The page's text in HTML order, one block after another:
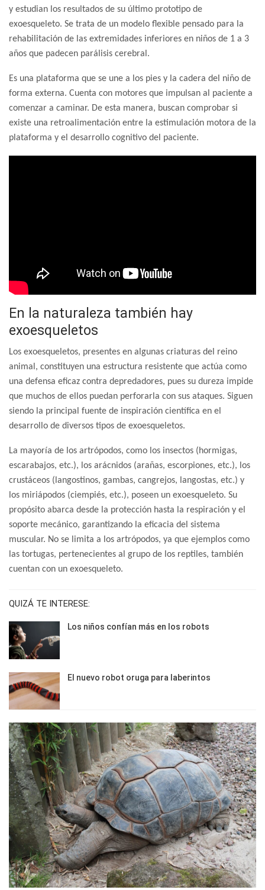
y estudian los resultados de su último prototipo de
exoesqueleto. Se trata de un modelo flexible pensado para la
rehabilitación de las extremidades inferiores en niños de 1 a 3
años que padecen parálisis cerebral.
Es una plataforma que se une a los pies y la cadera del niño de
forma externa. Cuenta con motores que impulsan al paciente a
comenzar a caminar. De esta manera, buscan comprobar si
existe una retroalimentación entre la estimulación motora de la
plataforma y el desarrollo cognitivo del paciente.
En la naturaleza también hay
exoesqueletos
Los exoesqueletos, presentes en algunas criaturas del reino
animal, constituyen una estructura resistente que actúa como
una defensa eficaz contra depredadores, pues su dureza impide
que muchos de ellos puedan perforarla con sus ataques. Siguen
siendo la principal fuente de inspiración científica en el
desarrollo de diversos tipos de exoesqueletos.
La mayoría de los artrópodos, como los insectos (hormigas,
escarabajos, etc.), los arácnidos (arañas, escorpiones, etc.), los
crustáceos (langostinos, gambas, cangrejos, langostas, etc.) y
los miriápodos (ciempiés, etc.), poseen un exoesqueleto. Su
propósito abarca desde la protección hasta la respiración y el
soporte mecánico, garantizando la eficacia del sistema
muscular. No se limita a los artrópodos, ya que ejemplos como
las tortugas, pertenecientes al grupo de los reptiles, también
cuentan con un exoesqueleto.
QUIZÁ TE INTERESE:
Los niños confían más en los robots
El nuevo robot oruga para laberintos